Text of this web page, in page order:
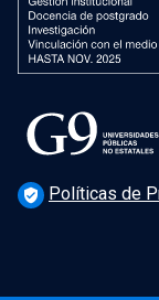
verified_user Políticas de